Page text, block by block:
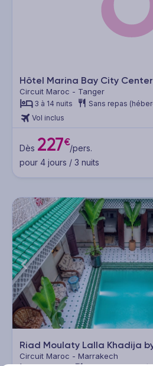
Hôtel Marina Bay City Center
Circuit Maroc - Tanger
3 à 14 nuits
Sans repas
Vol inclus
Dès 227€/pers.
pour 4 jours / 3 nuits
Riad Moulaty Lalla Khadija
Circuit Maroc - Marrakech